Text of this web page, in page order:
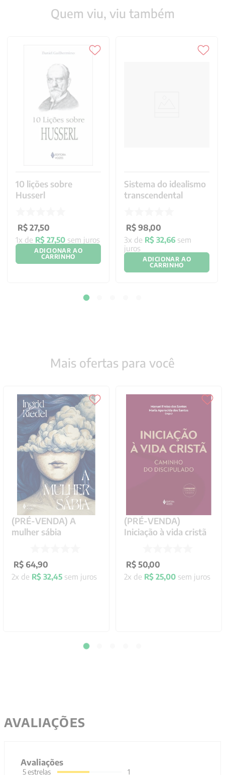
Quem viu, viu também
10 lições sobre
Husserl
R$ 27,50
1x de R$ 27,50 sem juros
ADICIONAR AO
CARRINHO
Sistema do idealismo
transcendental
R$ 98,00
3x de R$ 32,66 sem
juros
ADICIONAR AO
CARRINHO
Mais ofertas para você
(PRÉ-VENDA) A
mulher sábia
R$ 64,90
2x de R$ 32,45 sem juros
(PRÉ-VENDA)
Iniciação à vida cristã
R$ 50,00
2x de R$ 25,00 sem juros
AVALIAÇÕES
Avaliações
5estrelas 1